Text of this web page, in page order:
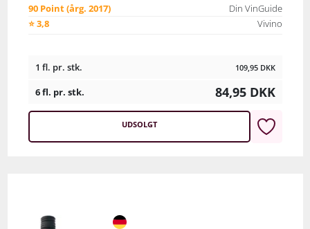
90 Point (årg. 2017)
Din VinGuide
⭐ 3,8
Vivino
1 fl. pr. stk. 109,95 DKK
6 fl. pr. stk. 84,95 DKK
UDSOLGT